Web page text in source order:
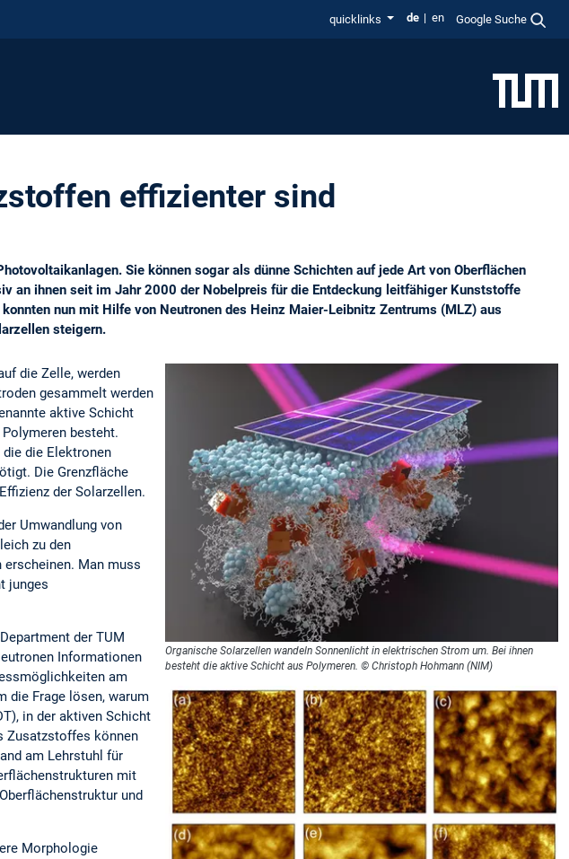
quicklinks de en Google Suche
effizienter sind
Sie können sogar als dünne Schichten auf jede Art von Oberflächen
an ihnen seit im Jahr 2000 der Nobelpreis für die Entdeckung leitfähiger Kunststoffe
nun mit Hilfe von Neutronen des Heinz Maier-Leibnitz Zentrums (MLZ) aus
steigern.
Organische Solarzellen wandeln Sonnenlicht in elektrischen Strom um. Bei ihnen
besteht die aktive Schicht aus Polymeren. © Christoph Hohmann (NIM)
die Zelle, werden
gesammelt werden
aktive Schicht
besteht.
die Elektronen
Die Grenzfläche
der Solarzellen.
Umwandlung von
zu den
Man muss
junges
der TUM
Informationen
am
die Frage lösen, warum
in der aktiven Schicht
Zusatzstoffes können
am Lehrstuhl für
mit
und
Morphologie